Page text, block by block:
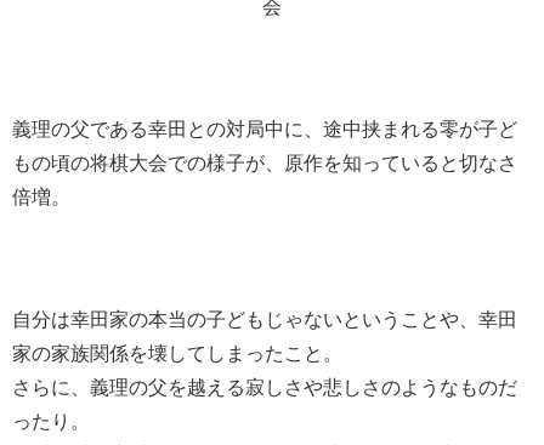
会
義理の父である幸田との対局中に、途中挟まれる零が子ど
もの頃の将棋大会での様子が、原作を知っていると切なさ
倍増。
自分は幸田家の本当の子どもじゃないということや、幸田
家の家族関係を壊してしまったこと。
さらに、義理の父を越える寂しさや悲しさのようなものだ
ったり。